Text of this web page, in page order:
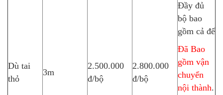
Dù tai
thỏ
3m
2.500.000
đ/bộ
2.800.000
đ/bộ
Đầy đủ
bộ bao
gồm cả đế
Đã Bao
gồm vận
chuyển
nội thành.